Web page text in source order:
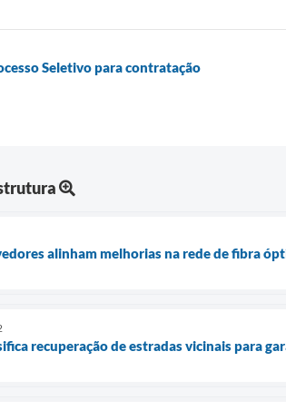
Seletivo para contratação
alinham melhorias na rede de fibra
recuperação de estradas vicinais para